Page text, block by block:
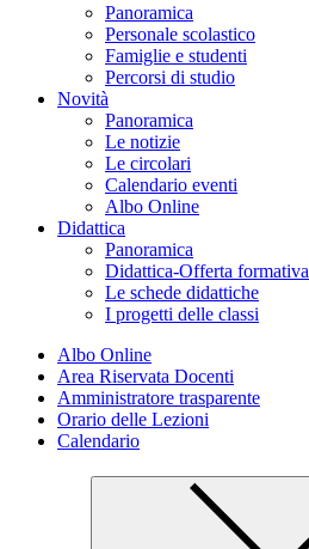
Panoramica
Personale scolastico
Famiglie e studenti
Percorsi di studio
Novità
Panoramica
Le notizie
Le circolari
Calendario eventi
Albo Online
Didattica
Panoramica
Didattica-Offerta formativa
Le schede didattiche
I progetti delle classi
Albo Online
Area Riservata Docenti
Amministratore trasparente
Orario delle Lezioni
Calendario